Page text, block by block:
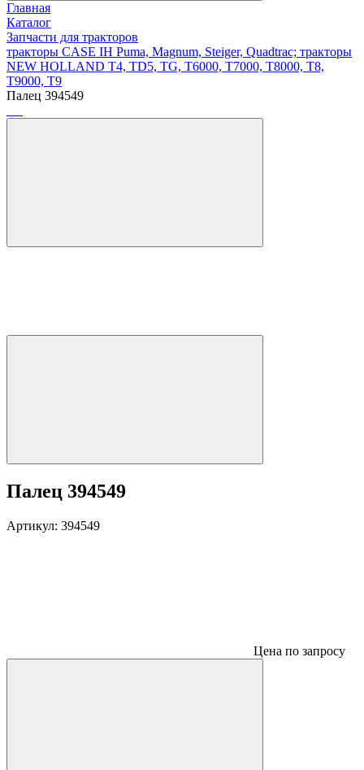
Главная
Каталог
Запчасти для тракторов
тракторы CASE IH Puma, Magnum, Steiger, Quadtrac; тракторы
NEW HOLLAND T4, TD5, TG, T6000, T7000, T8000, T8,
T9000, T9
Палец 394549
Палец 394549
Артикул: 394549
Цена по запросу